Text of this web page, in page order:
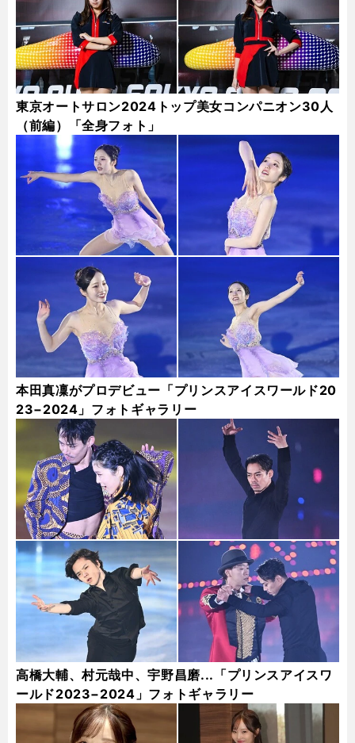
東京オートサロン2024トップ美女コンパニオン30人
（前編）「全身フォト」
本田真凜がプロデビュー「プリンスアイスワールド20
23−2024」フォトギャラリー
高橋大輔、村元哉中、宇野昌磨...「プリンスアイスワ
ールド2023−2024」フォトギャラリー